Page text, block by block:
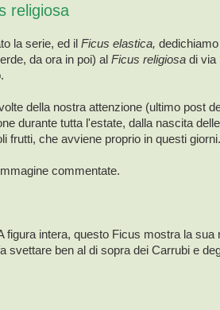
religiosa
la serie, ed il Ficus elastica,
da ora in poi) al Ficus religiosa di via
della nostra attenzione (ultimo post
durante tutta l'estate, dalla nascita
frutti, che avviene proprio in questi giorni.
commentate.
figura intera, questo Ficus mostra la
svettare ben al di sopra dei Carrubi e